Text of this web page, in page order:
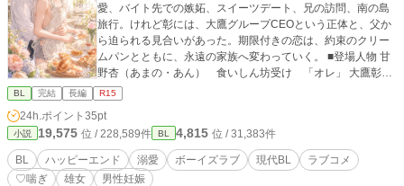
愛、バイト先での嫉妬、スイーツデート、兄の訪問、南の島
旅行。けれど彰には、大鷹グループCEOという正体と、父か
ら迫られる見合いがあった。期限付きの恋は、約束のクリー
ムパンとともに、永遠の家族へ変わっていく。 ■登場人物 甘
野杏（あまの・あん） 食いしん坊受け 「オレ」 大鷹彰
（おおたか・あきら） 重め隠れCEO攻め 「俺」 甘野蓮（あ
まの・れん） 杏の兄 大鷹優（おおたか・ゆう） 彰の従兄
弟 橘玄太（たちばな・げんた）執事兼秘書 ■一言コメント 重
め隠れCEO攻めｘ食いしん坊受けの溺愛BLラブコメです。
(♡喘ぎあり) ■AI活用 ・表紙（AIイラスト） ・会話テンポ＆
文章校正 ・タイトル/名前/タグ案 ■その他 R15相当
BL 完結 長編 R15
24h.ポイント 35pt
小説 19,575 位 / 228,589件 BL 4,815 位 / 31,383件
BL ハッピーエンド 溺愛 ボーイズラブ 現代BL
ラブコメ
♡喘ぎ
雄女 男性妊娠